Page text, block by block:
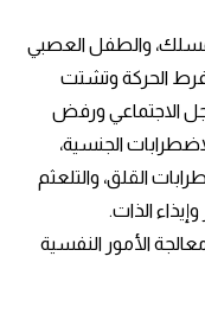
والطفل العصبي
الحركة وتشتت
الاجتماعي ورفض
الجنسية،
القلق، والتلعثم
الذات.
الأمور النفسية